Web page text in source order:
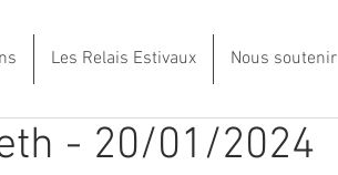
Les Relais Estivaux Nous soutenir
- 20/01/2024